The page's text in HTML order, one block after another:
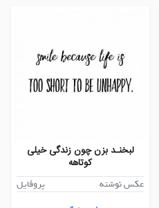
لبخنـد بزن چون زندگی خیلی
کوتاهه
عکس نوشته
پروفایل